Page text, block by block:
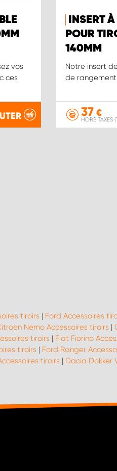
vos
ces
INSERT
POUR
140MM
Notre insert
de
37€
HORS TAXES
tiroirs | Ford Accessoires
Nemo Accessoires tiroirs |
tiroirs | Fiat Fiorino
tiroirs | Ford Ranger
tiroirs | Dacia Dokker